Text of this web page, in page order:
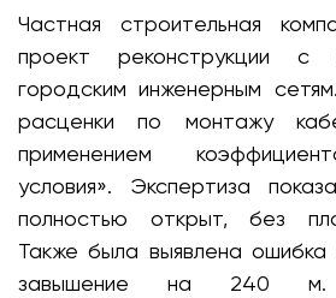
Частная строительная
проект реконструкции с
городским инженерным
расценки по монтажу
применением
условия». Экспертиза
полностью открыт, без
Также была выявлена
завышение на 240